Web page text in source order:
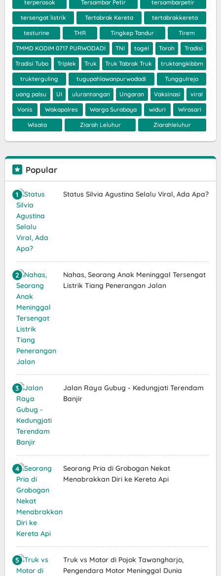
terperosok Tersambar Petir tersambarpetir
tersengat listrik Tertabrak Kereta tertabrakkereta
testurine THR Tingkep Tandur Tirem
TMMD KODIM 0717 PURWODADI TNI togel Toroh Tradisi
Tradisi Tubo Triplek Truk Truk Tabrak Truk truktangkibbm
trukterguling tugupahlawanpurwodadi Tunggulrejo
uang palsu UI ulurantangan Ungaran Vaksinasi viral
Vonis Wakapolres Warga Surabaya widuri Wirosari
Wisata Ziarah Leluhur Ziarahleluhur
Popular
Status Silvia Agustina Selalu Viral, Ada Apa?
Nahas, Seorang Anak Meninggal Tersengat
Listrik Tiang Penerangan Jalan
Jalan Raya Gubug - Kedungjati Terendam
Banjir
Seorang Pria di Grobogan Nekat
Menabrakkan Diri ke Kereta Api
Truk vs Motor di Pojok Tawangharjo,
Pengendara Motor Meninggal Dunia